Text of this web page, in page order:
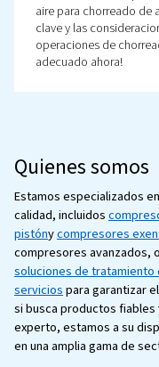
BLOG
Su guía
para la
¿Busca el mejor